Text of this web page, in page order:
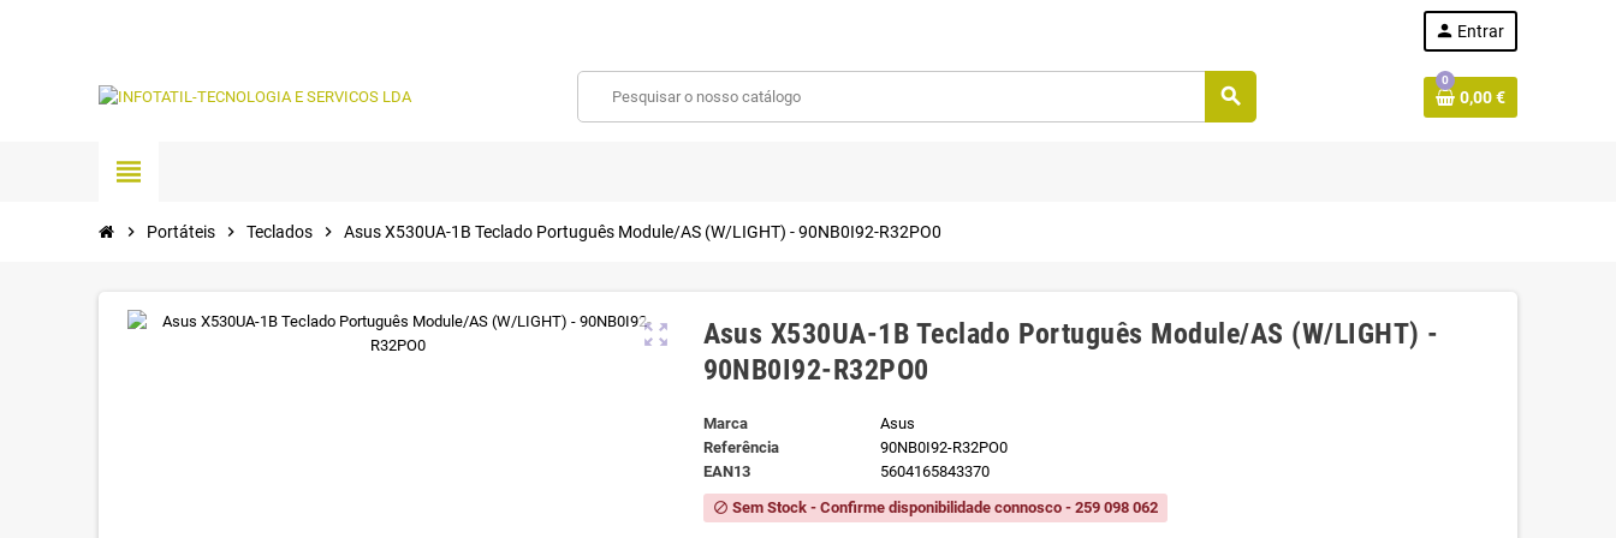
person Entrar
search
0
0,00 €
view_headline
chevron_right Portáteis chevron_right Teclados chevron_right Asus X530UA-1B Teclado Português Module/AS (W/LIGHT) - 90NB0I92-R32PO0
zoom_out_map
Asus X530UA-1B Teclado Português Module/AS (W/LIGHT) -
90NB0I92-R32PO0
Marca
Asus
Referência
90NB0I92-R32PO0
EAN13
5604165843370
block Sem Stock - Confirme disponibilidade connosco - 259 098 062